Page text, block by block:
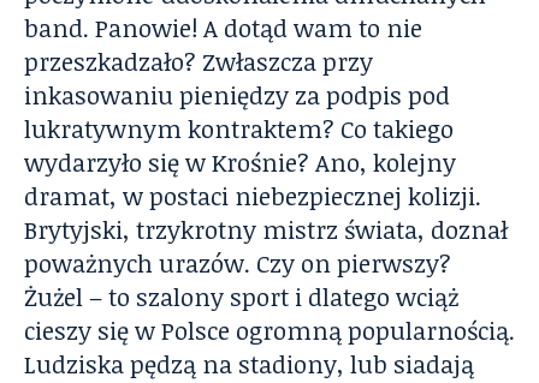
band. Panowie! A dotąd wam to nie
przeszkadzało? Zwłaszcza przy
inkasowaniu pieniędzy za podpis pod
lukratywnym kontraktem? Co takiego
wydarzyło się w Krośnie? Ano, kolejny
dramat, w postaci niebezpiecznej kolizji.
Brytyjski, trzykrotny mistrz świata, doznał
poważnych urazów. Czy on pierwszy?
Żużel – to szalony sport i dlatego wciąż
cieszy się w Polsce ogromną popularnością.
Ludziska pędzą na stadiony, lub siadają